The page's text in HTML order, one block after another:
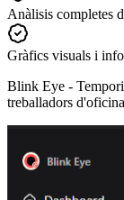
Anàlisis completes
Gràfics visuals i
Blink Eye -
treballadors d'oficina